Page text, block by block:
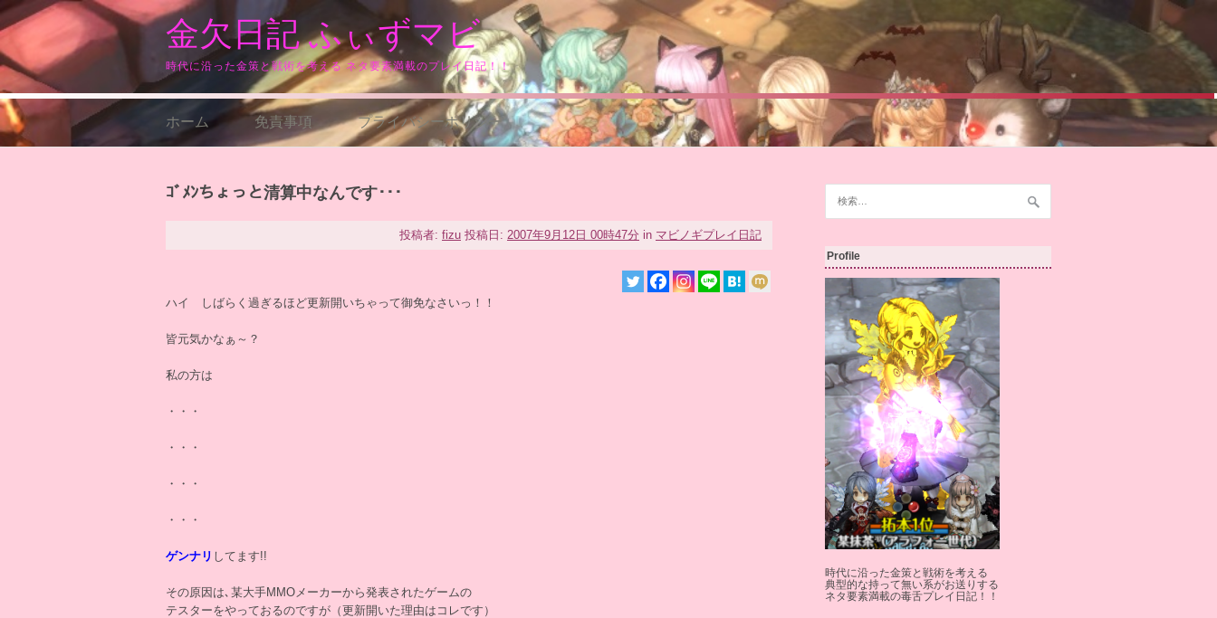
コ
ン
ン
へ
ス
キ
金欠日記 ふぃずマビ
時代に沿った金策と戦術を考える ネタ要素満載のプレイ日記！！
ホーム 免責事項 プライバシーポリシー
ｺﾞﾒﾝちょっと清算中なんです･･･
投稿者: fizu 投稿日: 2007年9月12日 00時47分 in マビノギプレイ日記
ハイ しばらく過ぎるほど更新開いちゃって御免なさいっ！！
皆元気かなぁ～？
私の方は
・・・
・・・
・・・
・・・
ゲンナリ してます!!
その原因は､某大手MMOメーカーから発表されたゲームの
テスターをやっておるのですが（更新開いた理由はコレです）
索:
Profile
時代に沿った金策と戦術を考える
典型的な持って無い系がお送りする
ネタ要素満載の毒舌プレイ日記！！